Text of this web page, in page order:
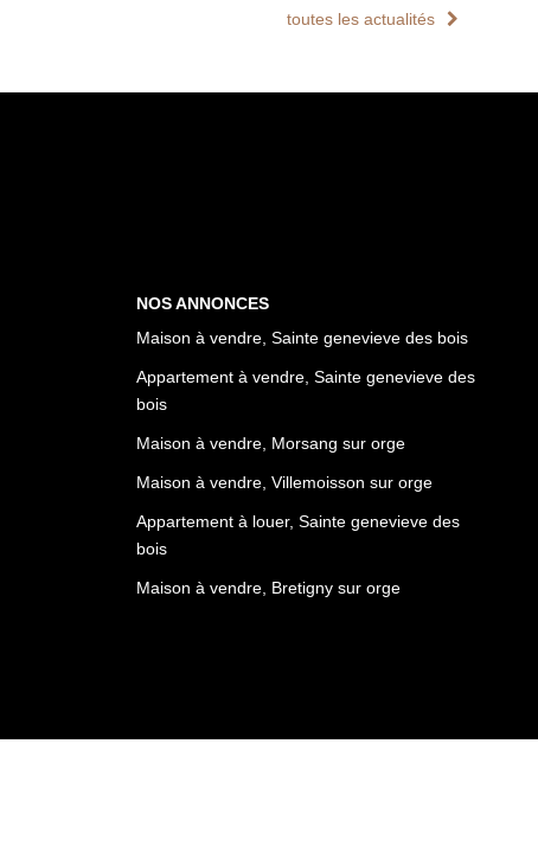
toutes les actualités
NOS ANNONCES
Maison à vendre, Sainte genevieve des bois
Appartement à vendre, Sainte genevieve des
bois
Maison à vendre, Morsang sur orge
Maison à vendre, Villemoisson sur orge
Appartement à louer, Sainte genevieve des
bois
Maison à vendre, Bretigny sur orge